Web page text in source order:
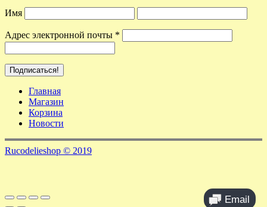
Имя
Адрес электронной почты *
Главная
Магазин
Корзина
Новости
Rucodelieshop © 2019